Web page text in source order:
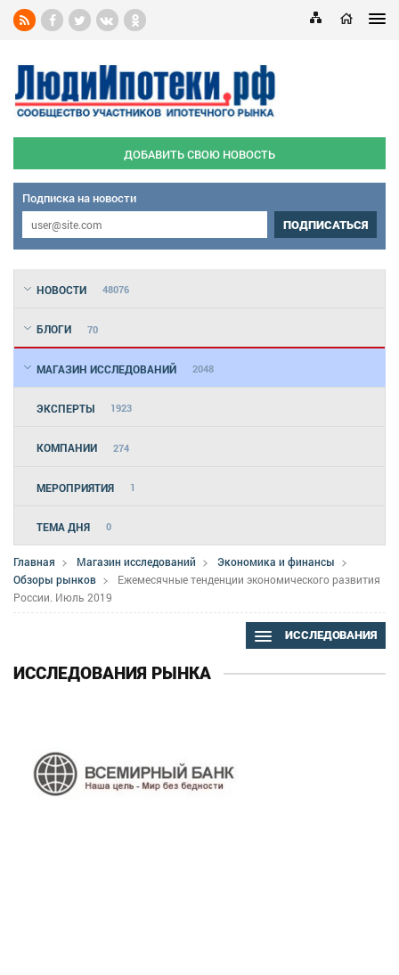
ДОБАВИТЬ СВОЮ НОВОСТЬ
Подписка на новости
ПОДПИСАТЬСЯ
НОВОСТИ 48076
БЛОГИ 70
МАГАЗИН ИССЛЕДОВАНИЙ 2048
ЭКСПЕРТЫ 1923
КОМПАНИИ 274
МЕРОПРИЯТИЯ 1
ТЕМА ДНЯ 0
Главная Магазин исследований
Экономика и финансы
Обзоры рынков
Ежемесячные тенденции экономического развития
России. Июль 2019
ИССЛЕДОВАНИЯ
ИССЛЕДОВАНИЯ РЫНКА